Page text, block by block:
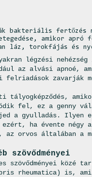
bakteriális
amikor apró
láz, torokfájás és
légzési
az alvási apnoé,
felriadások zavarják
tályogképződés,
fel, ez a genny
a gyulladás. Ilyen
ha évente négy
az orvos általában a
szövődményei
szövődményei
rheumatica) is, ami